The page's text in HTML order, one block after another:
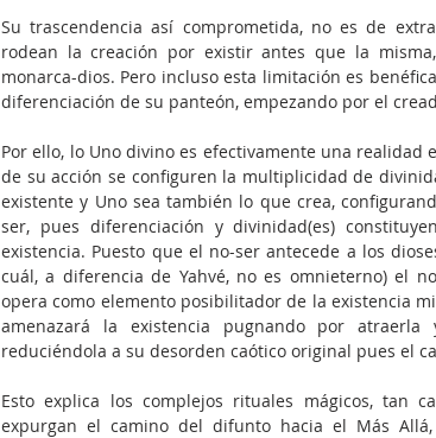
Su trascendencia así comprometida, no es de
rodean la creación por existir antes que la
monarca-dios. Pero incluso esta limitación es
diferenciación de su panteón, empezando por el
Por ello, lo Uno divino es efectivamente una
de su acción se configuren la multiplicidad de
existente y Uno sea también lo que crea,
ser, pues diferenciación y divinidad(es)
existencia. Puesto que el no-ser antecede a los
cuál, a diferencia de Yahvé, no es omnieterno) el
opera como elemento posibilitador de la existencia
amenazará la existencia pugnando por
reduciéndola a su desorden caótico original pues el
Esto explica los complejos rituales mágicos, tan
expurgan el camino del difunto hacia el Más